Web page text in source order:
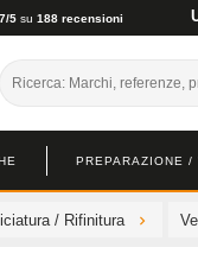
5 su 188 recensioni
PREPARAZIONE /
/ Rifinitura